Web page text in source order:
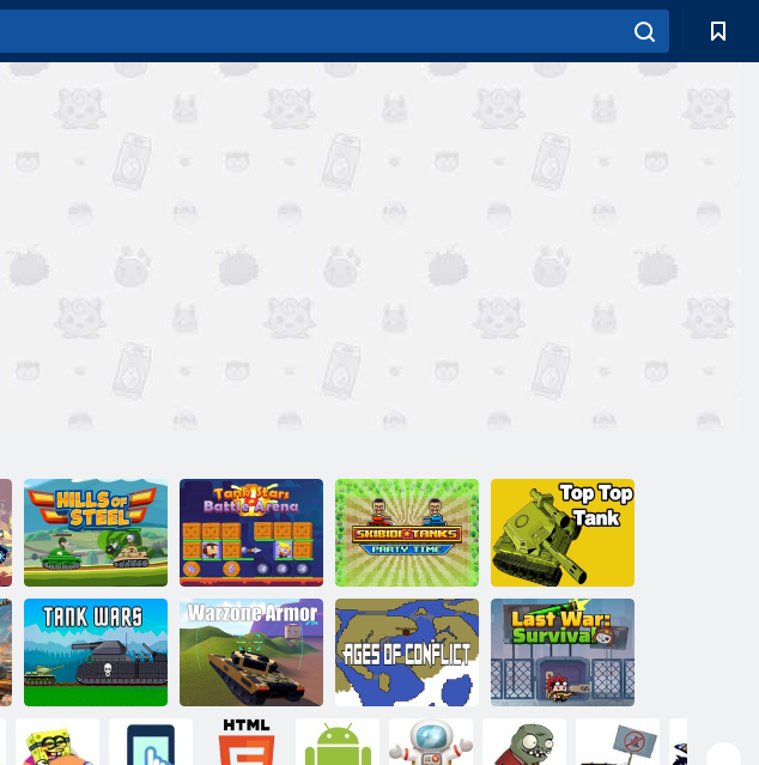
Acéldombok
Tank Stars -
Battle Aréna
Skibidi Tanks
Party Time
Felső tartály